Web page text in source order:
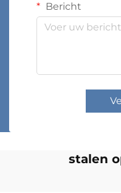
Bericht
stalen